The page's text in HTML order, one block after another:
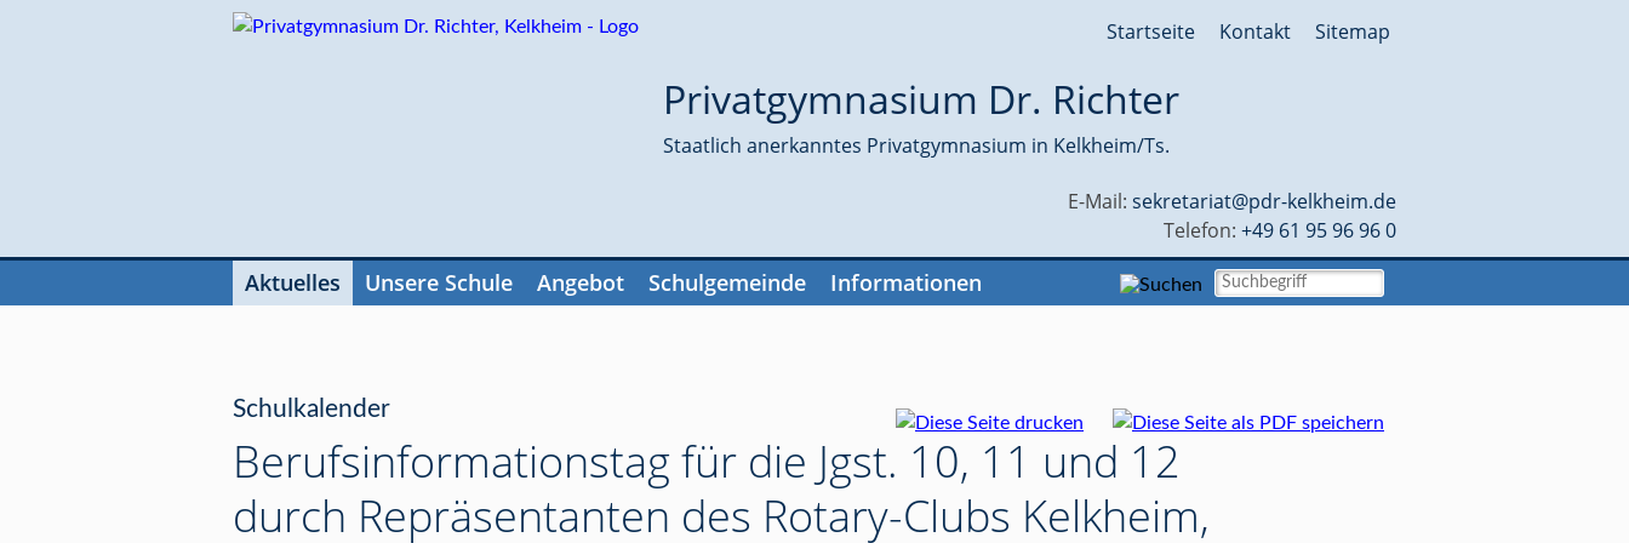
Navigation
Sitemap
Kontakt
Startseite
Privatgymnasium Dr. Richter
Staatlich anerkanntes Privatgymnasium in Kelkheim/Ts.
E-Mail: sekretariat@pdr-kelkheim.de
Telefon: +49 61 95 96 96 0
überspringen
Aktuelles Unsere Schule Angebot Schulgemeinde Informationen
Schulkalender
Berufsinformationstag für die Jgst. 10, 11 und 12
durch Repräsentanten des Rotary-Clubs Kelkheim,